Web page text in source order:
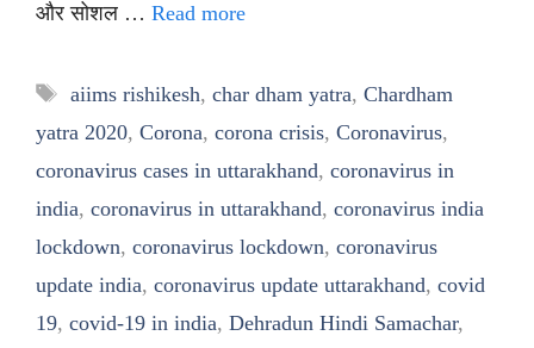
और सोशल … Read more
Tags
aiims rishikesh, char dham yatra, Chardham
yatra 2020, Corona, corona crisis, Coronavirus,
coronavirus cases in uttarakhand, coronavirus in
india, coronavirus in uttarakhand, coronavirus india
lockdown, coronavirus lockdown, coronavirus
update india, coronavirus update uttarakhand, covid
19, covid-19 in india, Dehradun Hindi Samachar,